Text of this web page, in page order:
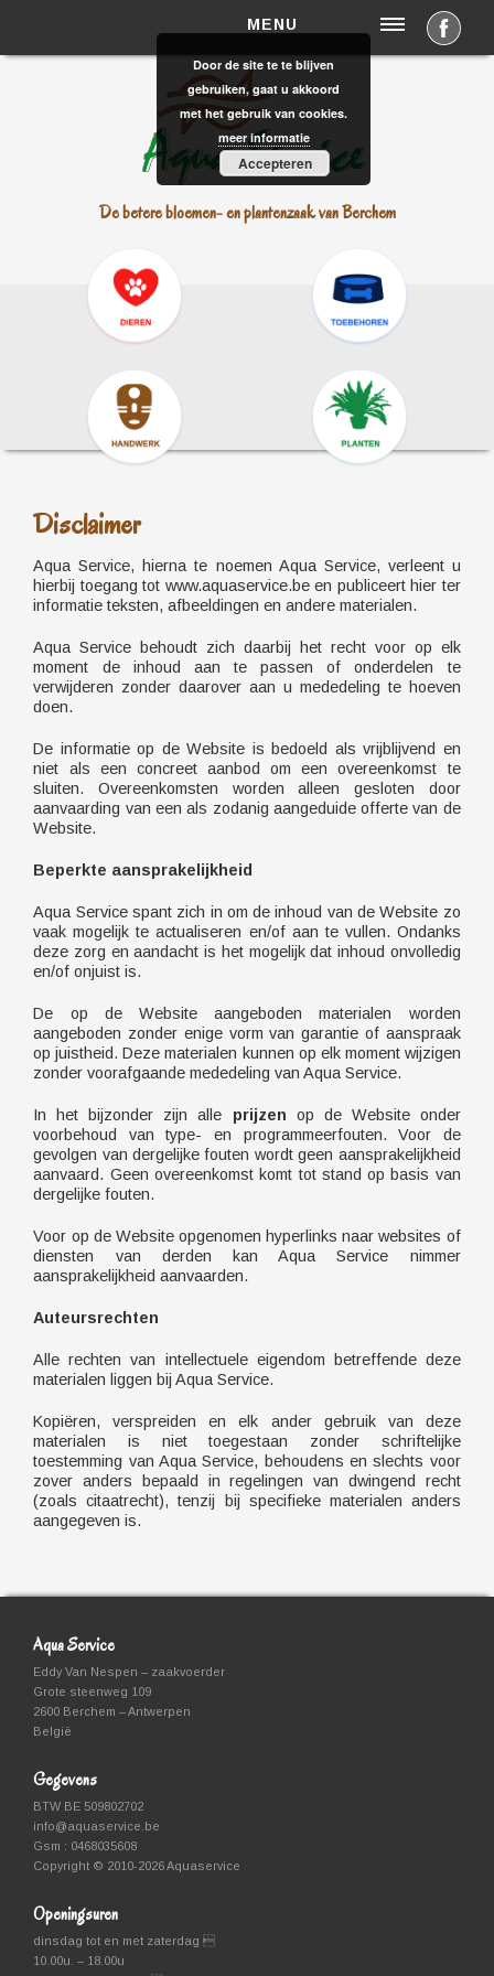
MENU
HOME
Nieuws
OPENINGSUREN
AANBOD
Contactformulier
Map
Disclaimer
De betere bloemen- en plantenzaak van Berchem
Disclaimer
Aqua Service, hierna te noemen Aqua Service, verleent u
hierbij toegang tot www.aquaservice.be en publiceert hier ter
informatie teksten, afbeeldingen en andere materialen.
Aqua Service behoudt zich daarbij het recht voor op elk
moment de inhoud aan te passen of onderdelen te
verwijderen zonder daarover aan u mededeling te hoeven
doen.
De informatie op de Website is bedoeld als vrijblijvend en
niet als een concreet aanbod om een overeenkomst te
sluiten. Overeenkomsten worden alleen gesloten door
aanvaarding van een als zodanig aangeduide offerte van de
Website.
Beperkte aansprakelijkheid
Aqua Service spant zich in om de inhoud van de Website zo
vaak mogelijk te actualiseren en/of aan te vullen. Ondanks
deze zorg en aandacht is het mogelijk dat inhoud onvolledig
en/of onjuist is.
De op de Website aangeboden materialen worden
aangeboden zonder enige vorm van garantie of aanspraak
op juistheid. Deze materialen kunnen op elk moment wijzigen
zonder voorafgaande mededeling van Aqua Service.
In het bijzonder zijn alle prijzen op de Website onder
voorbehoud van type- en programmeerfouten. Voor de
gevolgen van dergelijke fouten wordt geen aansprakelijkheid
aanvaard. Geen overeenkomst komt tot stand op basis van
dergelijke fouten.
Voor op de Website opgenomen hyperlinks naar websites of
diensten van derden kan Aqua Service nimmer
aansprakelijkheid aanvaarden.
Auteursrechten
Alle rechten van intellectuele eigendom betreffende deze
materialen liggen bij Aqua Service.
Kopiëren, verspreiden en elk ander gebruik van deze
materialen is niet toegestaan zonder schriftelijke
toestemming van Aqua Service, behoudens en slechts voor
zover anders bepaald in regelingen van dwingend recht
(zoals citaatrecht), tenzij bij specifieke materialen anders
aangegeven is.
Aqua Service
Eddy Van Nespen – zaakvoerder
Grote steenweg 109
2600 Berchem – Antwerpen
België
Gegevens
BTW BE 509802702
info@aquaservice.be
Gsm : 0468035608
Copyright © 2010-2026 Aquaservice
Openingsuren
dinsdag tot en met zaterdag 
10.00u. – 18.00u
Door de site te te blijven
gebruiken, gaat u akkoord
met het gebruik van cookies.
meer informatie
Accepteren